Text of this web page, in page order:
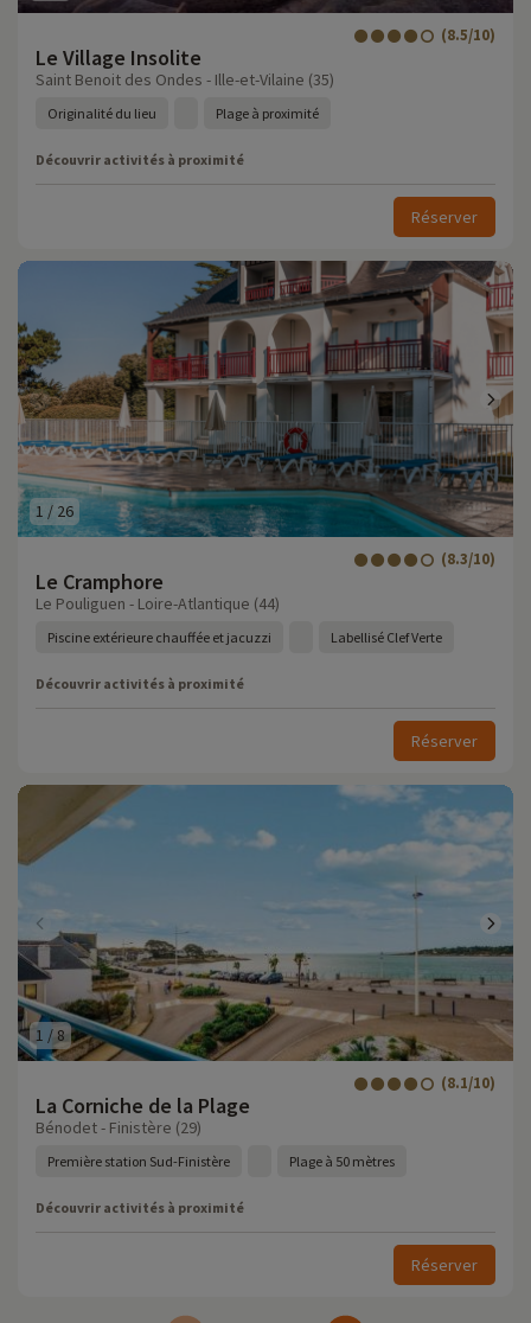
Le Village Insolite
(8.5/10)
Saint Benoit des Ondes - Ille-et-Vilaine (35)
Originalité du lieu Plage à proximité
Découvrir activités à proximité
Réserver
1 / 26
Le Cramphore
(8.3/10)
Le Pouliguen - Loire-Atlantique (44)
Piscine extérieure chauffée et jacuzzi Labellisé Clef Verte
Découvrir activités à proximité
Réserver
1 /8
La Corniche de la Plage
(8.1/10)
Bénodet - Finistère (29)
Première station Sud-Finistère Plage à 50 mètres
Découvrir activités à proximité
Réserver